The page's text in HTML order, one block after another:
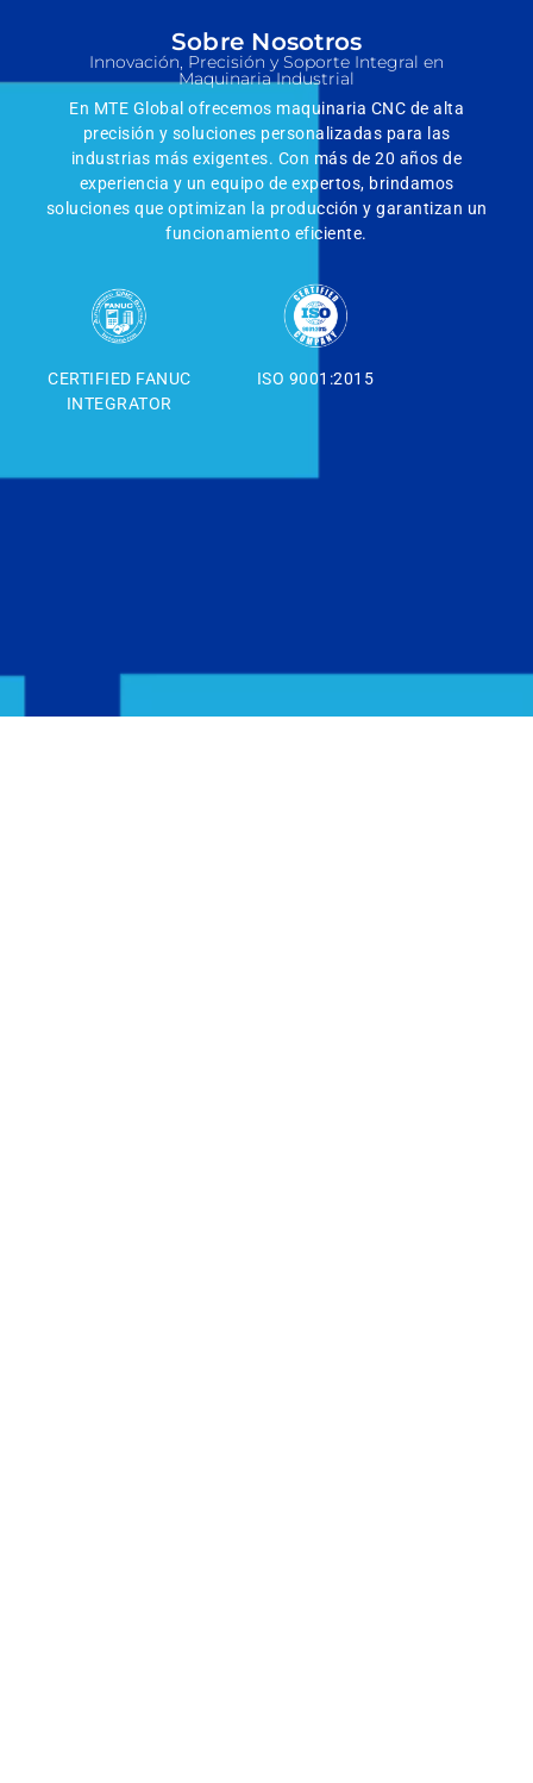
Sobre Nosotros
Innovación, Precisión y Soporte Integral en
Maquinaria Industrial
En MTE Global ofrecemos maquinaria CNC de alta
precisión y soluciones personalizadas para las
industrias más exigentes. Con más de 20 años de
experiencia y un equipo de expertos, brindamos
soluciones que optimizan la producción y garantizan un
funcionamiento eficiente.
CERTIFIED FANUC
INTEGRATOR
ISO 9001:2015